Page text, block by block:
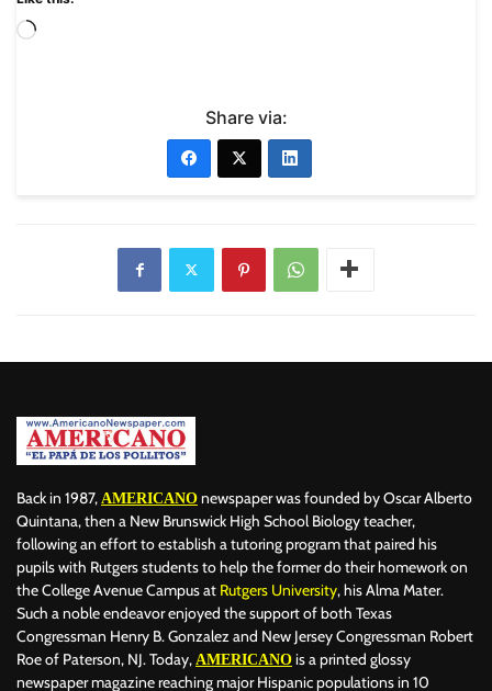
Share via:
Back in 1987, AMERICANO newspaper was founded by Oscar Alberto
Quintana, then a New Brunswick High School Biology teacher,
following an effort to establish a tutoring program that paired his
pupils with Rutgers students to help the former do their homework on
the College Avenue Campus at Rutgers University, his Alma Mater.
Such a noble endeavor enjoyed the support of both Texas
Congressman Henry B. Gonzalez and New Jersey Congressman Robert
Roe of Paterson, NJ. Today, AMERICANO is a printed glossy
newspaper magazine reaching major Hispanic populations in 10